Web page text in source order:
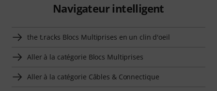
Navigateur intelligent
the t.racks Blocs Multiprises en un clin d'oeil
Aller à la catégorie Blocs Multiprises
Aller à la catégorie Câbles & Connectique